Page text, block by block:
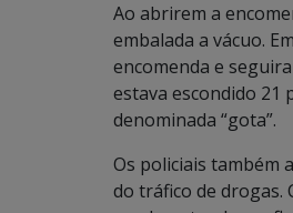
Ao abrirem a
embalada a vácuo.
encomenda e
estava escondido 21
denominada “gota”.
Os policiais também
do tráfico de drogas.